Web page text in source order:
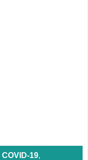
COVID-19,